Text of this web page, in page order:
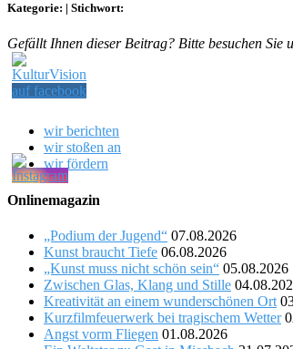
Kategorie: | Stichwort:
Gefällt Ihnen dieser Beitrag? Bitte besuchen Sie
wir berichten
wir stoßen an
wir fördern
Onlinemagazin
„Podium der Jugend“ 07.08.2026
Kunst braucht Tiefe 06.08.2026
„Kunst muss nicht schön sein“ 05.08.2026
Zwischen Glas, Klang und Stille
Kreativität an einem wunderschönen Ort
Kurzfilmfeuerwerk bei tragischem Wetter
Angst vorm Fliegen 01.08.2026